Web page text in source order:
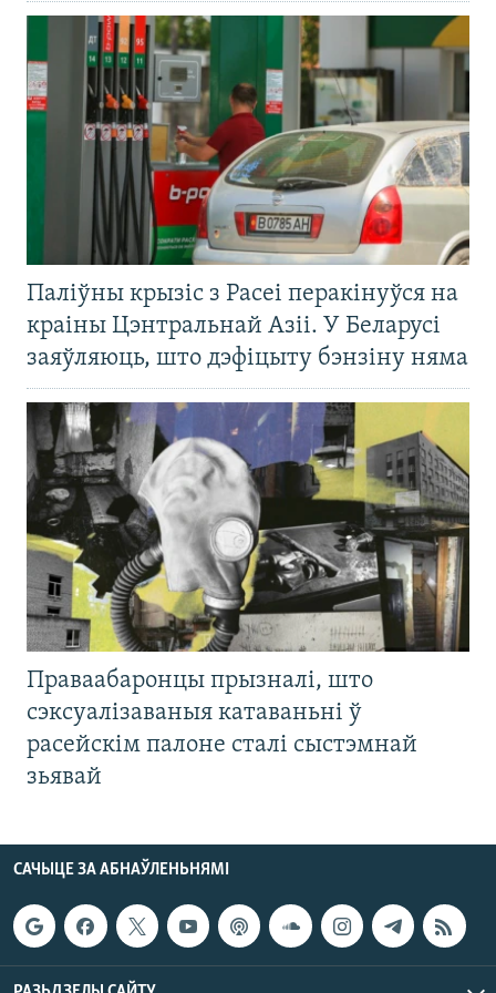
Паліўны крызіс з Расеі перакінуўся на
краіны Цэнтральнай Азіі. У Беларусі
заяўляюць, што дэфіцыту бэнзіну няма
Праваабаронцы прызналі, што
сэксуалізаваныя катаваньні ў
расейскім палоне сталі сыстэмнай
зьявай
САЧЫЦЕ ЗА АБНАЎЛЕНЬНЯМІ